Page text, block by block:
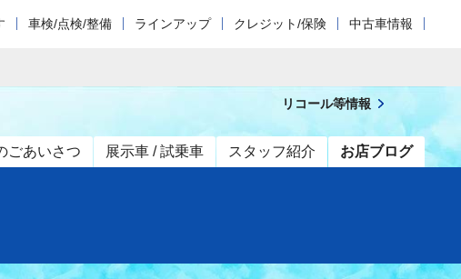
車検/点検/整備 ラインアップ クレジット/保険 中古車情報
ごあいさつ 展示車 / 試乗車 スタッフ紹介 お店ブログ
リコール等情報